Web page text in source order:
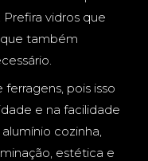
vidros que
também
pois isso
e na facilidade
cozinha,
estética e